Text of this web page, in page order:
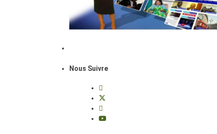
Nous Suivre